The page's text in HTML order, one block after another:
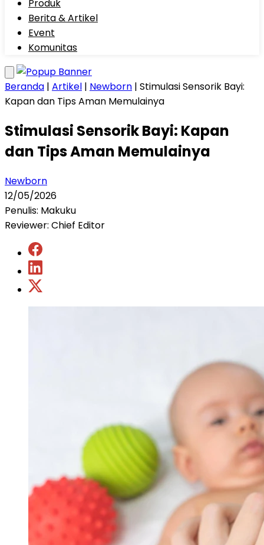
Produk
Berita & Artikel
Event
Komunitas
Beranda | Artikel | Newborn | Stimulasi Sensorik Bayi:
Kapan dan Tips Aman Memulainya
Stimulasi Sensorik Bayi: Kapan
dan Tips Aman Memulainya
Newborn
12/05/2026
Penulis: Makuku
Reviewer: Chief Editor